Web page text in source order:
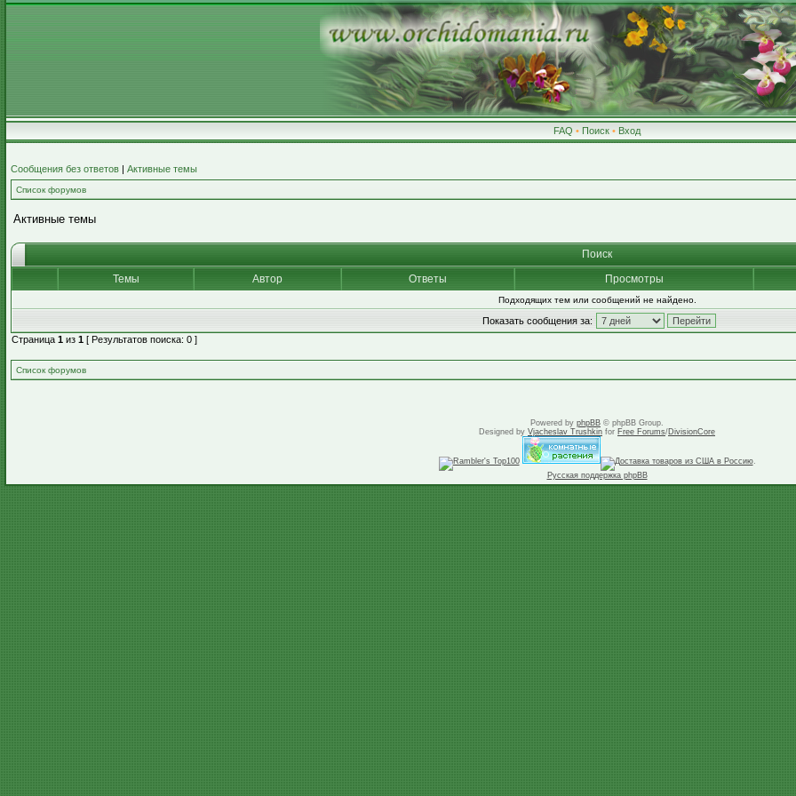
FAQ • Поиск • Вход
Сообщения без ответов | Активные темы
Список форумов
Активные темы
Поиск
Темы
Автор Ответы Просмотры
Подходящих тем или сообщений не найдено.
Показать сообщения за:
Страница 1 из 1 [ Результатов поиска: 0 ]
Список форумов
Powered by phpBB © phpBB Group.
Designed by Vjacheslav Trushkin for Free Forums/DivisionCore
.
Русская поддержка phpBB